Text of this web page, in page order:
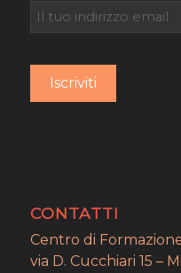
CONTATTI
Centro di
via D. Cucchiari 15 –